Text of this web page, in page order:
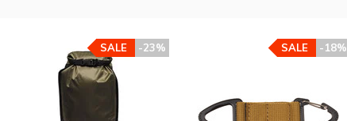
-23%
SALE -18%
SALE